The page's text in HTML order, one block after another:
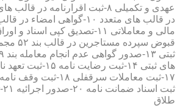
در قالب های متعدد ۱۰-گواهی
قبوض
طلاق